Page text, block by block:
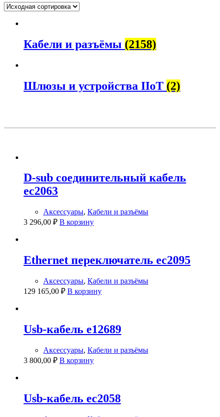
Кабели и разъёмы (2158)
Шлюзы и устройства IIoT (2)
D-sub соединительный кабель
ec2063
Аксессуары, Кабели и разъёмы
3 296,00 ₽ В корзину
Ethernet переключатель ec2095
Аксессуары, Кабели и разъёмы
129 165,00 ₽ В корзину
Usb-кабель e12689
Аксессуары, Кабели и разъёмы
3 800,00 ₽ В корзину
Usb-кабель ec2058